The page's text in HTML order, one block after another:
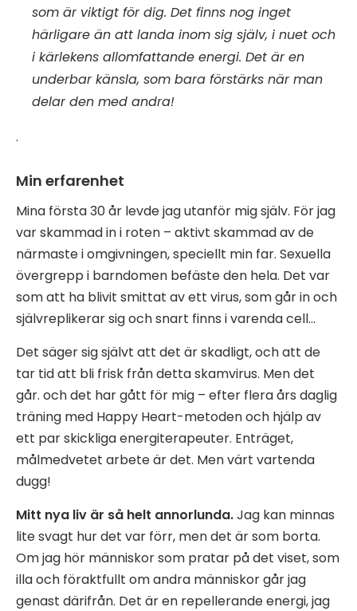
som är viktigt för dig. Det finns nog inget
härligare än att landa inom sig själv, i nuet och
i kärlekens allomfattande energi. Det är en
underbar känsla, som bara förstärks när man
delar den med andra!
.
Min erfarenhet
Mina första 30 år levde jag utanför mig själv. För jag
var skammad in i roten – aktivt skammad av de
närmaste i omgivningen, speciellt min far. Sexuella
övergrepp i barndomen befäste den hela. Det var
som att ha blivit smittat av ett virus, som går in och
självreplikerar sig och snart finns i varenda cell…
Det säger sig självt att det är skadligt, och att de
tar tid att bli frisk från detta skamvirus. Men det
går. och det har gått för mig – efter flera års daglig
träning med Happy Heart-metoden och hjälp av
ett par skickliga energiterapeuter. Enträget,
målmedvetet arbete är det. Men värt vartenda
dugg!
Mitt nya liv är så helt annorlunda.Jag kan minnas
lite svagt hur det var förr, men det är som borta.
Om jag hör människor som pratar på det viset, som
illa och föraktfullt om andra människor går jag
genast därifrån. Det är en repellerande energi, jag